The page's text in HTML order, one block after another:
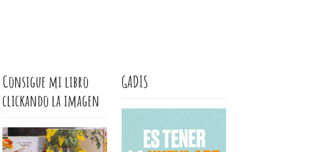
Consigue mi libro
clickando la imagen
GADIS